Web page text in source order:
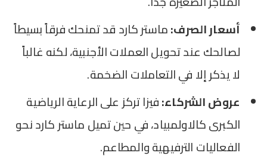
أسعار الصرف:ماستر كارد قد تمنحك فرقاً بسيطاً
لصالحك عند تحويل العملات الأجنبية، لكنه غالباً
لا يذكر إلا في التعاملات الضخمة.
عروض الشركاء:فيزا تركز على الرعاية الرياضية
الكبرى كالاولمبياد، في حين تميل ماستر كارد نحو
الفعاليات الترفيهية والمطاعم.